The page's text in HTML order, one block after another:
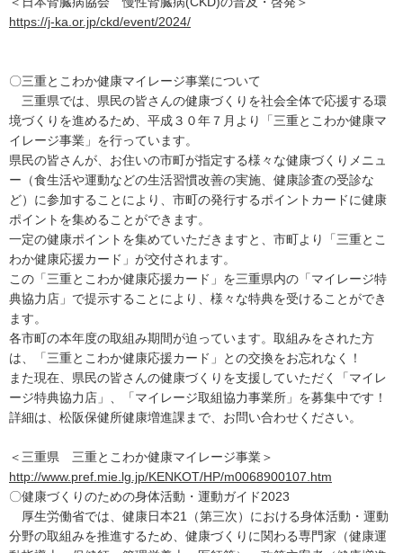
https://j-ka.or.jp/ckd/event/2024/
〇三重とこわか健康マイレージ事業について
三重県では、県民の皆さんの健康づくりを社会全体で応援する環
境づくりを進めるため、平成３０年７月より「三重とこわか健康マ
イレージ事業」を行っています。
県民の皆さんが、お住いの市町が指定する様々な健康づくりメニュ
ー（食生活や運動などの生活習慣改善の実施、健康診査の受診な
ど）に参加することにより、市町の発行するポイントカードに健康
ポイントを集めることができます。
一定の健康ポイントを集めていただきますと、市町より「三重とこ
わか健康応援カード」が交付されます。
この「三重とこわか健康応援カード」を三重県内の「マイレージ特
典協力店」で提示することにより、様々な特典を受けることができ
ます。
各市町の本年度の取組み期間が迫っています。取組みをされた方
は、「三重とこわか健康応援カード」との交換をお忘れなく！
また現在、県民の皆さんの健康づくりを支援していただく「マイレ
ージ特典協力店」、「マイレージ取組協力事業所」を募集中です！
詳細は、松阪保健所健康増進課まで、お問い合わせください。
＜三重県 三重とこわか健康マイレージ事業＞
http://www.pref.mie.lg.jp/KENKOT/HP/m0068900107.htm
〇健康づくりのための身体活動・運動ガイド2023
厚生労働省では、健康日本21（第三次）における身体活動・運動
分野の取組みを推進するため、健康づくりに関わる専門家（健康運